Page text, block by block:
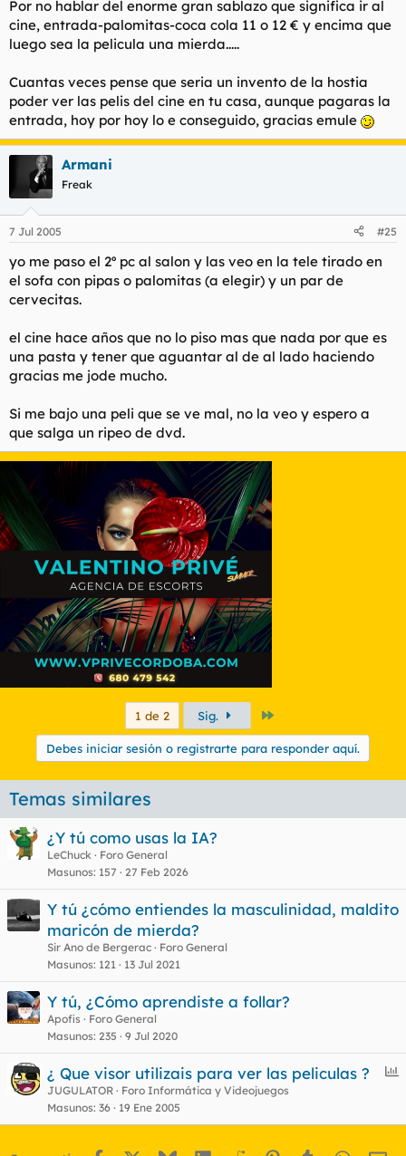
Por no hablar del enorme gran sablazo que significa ir al
cine, entrada-palomitas-coca cola 11 o 12 € y encima que
luego sea la pelicula una mierda.....
Cuantas veces pense que seria un invento de la hostia
poder ver las pelis del cine en tu casa, aunque pagaras la
entrada, hoy por hoy lo e conseguido, gracias emule
Armani
Freak
7 Jul 2005 #25
yo me paso el 2º pc al salon y las veo en la tele tirado en
el sofa con pipas o palomitas (a elegir) y un par de
cervecitas.
el cine hace años que no lo piso mas que nada por que es
una pasta y tener que aguantar al de al lado haciendo
gracias me jode mucho.
Si me bajo una peli que se ve mal, no la veo y espero a
que salga un ripeo de dvd.
1 de 2 Sig.
Debes iniciar sesión o registrarte para responder aquí.
Temas similares
¿Y tú como usas la IA?
LeChuck
Foro General
Masunos 157 27 Feb 2026
Y tú ¿cómo entiendes la masculinidad, maldito
maricón de mierda?
Sir Ano de Bergerac
Foro General
Masunos 121 13 Jul 2021
Y tú, ¿Cómo aprendiste a follar?
Apofis
Foro General
Masunos 235 9 Jul 2020
E
u
¿ Que visor utilizais para ver las peliculas ?
JUGULATOR
Foro Informática y Videojuegos
Masunos 36 19 Ene 2005